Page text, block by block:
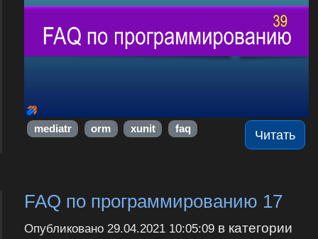
Читать
mediatr orm xunit faq
FAQ по программированию 17
Опубликовано 29.04.2021 10:05:09в категории